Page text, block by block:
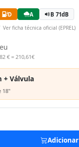
D A B 71dB
Ver ficha técnica oficial (EPREL)
€ = 210,61€
+ Válvula
18"
Adicionar